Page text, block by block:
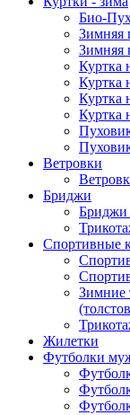
Био-
Зимняя
Зимняя
Куртка
Куртка
Куртка
Куртка
Ветровки
Бриджи
Бриджи
Спортивные
Зимние
Жилетки
Футболки